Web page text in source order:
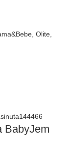
Olite,
BabyJem